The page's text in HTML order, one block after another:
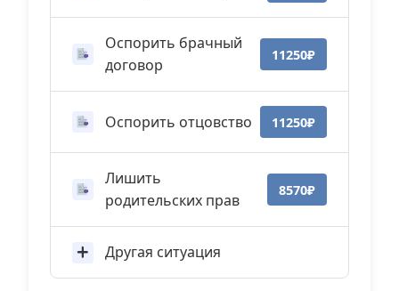
Оспорить брачный
договор
11250₽
Оспорить отцовство 11250₽
Лишить
родительских прав
8570₽
Другая ситуация